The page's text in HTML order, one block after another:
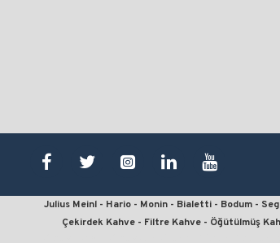
Julius Meinl - Hario - Monin - Bialetti - Bodum -
Çekirdek Kahve - Filtre Kahve - Öğütülmüş
kahve sipariş, kahve satın al, en iyi filtre kahve,